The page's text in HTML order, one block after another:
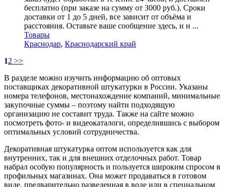
бесплатно (при заказе на сумму от 3000 руб.). Сроки
доставки от 1 до 5 дней, все зависит от объёма и
расстояния. Оставьте ваше сообщение здесь, и н ...
Товары
Краснодар, Краснодарский край
12 >>
В разделе можно изучить информацию об оптовых
поставщиках декоративной штукатурки в России. Указаны
номера телефонов, местонахождение компаний, минимальные
закупочные суммы – поэтому найти подходящую
организацию не составит труда. Также на сайте можно
посмотреть фото- и видеокаталоги, определившись с выбором
оптимальных условий сотрудничества.
Декоративная штукатурка оптом используется как для
внутренних, так и для внешних отделочных работ. Товар
набрал особую популярность и пользуется широким спросом в
профильных магазинах. Она может продаваться в готовом
виде, предварительно разведенная в воде или в специальном